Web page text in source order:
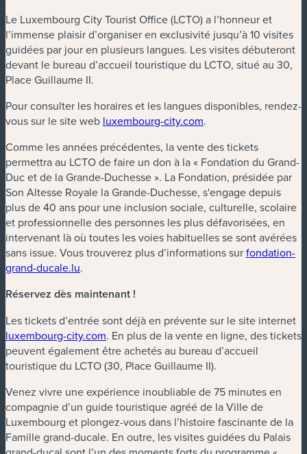
Le Luxembourg City Tourist Office (LCTO) a l’honneur et
l’immense plaisir d’organiser en exclusivité jusqu’à 10 visites
guidées par jour en plusieurs langues. Les visites débuteront
devant le bureau d’accueil touristique du LCTO, situé au 30,
Place Guillaume II.
Pour consulter les horaires et les langues disponibles, rendez-
vous sur le site web luxembourg-city.com.
Comme les années précédentes, la vente des tickets
permettra au LCTO de faire un don à la « Fondation du Grand-
Duc et de la Grande-Duchesse ». La Fondation, présidée par
Son Altesse Royale la Grande-Duchesse, s'engage depuis
plus de 40 ans pour une inclusion sociale, culturelle, scolaire
et professionnelle des personnes les plus défavorisées, en
intervenant là où toutes les voies habituelles se sont avérées
sans issue. Vous trouverez plus d’informations surfondation-
grand-ducale.lu.
Réservez dès maintenant !
Les tickets d’entrée sont déjà en prévente sur le site internet
luxembourg-city.com. En plus de la vente en ligne, des tickets
peuvent également être achetés au bureau d’accueil
touristique du LCTO (30, Place Guillaume II).
Venez vivre une expérience inoubliable de 75 minutes en
compagnie d’un guide touristique agréé de la Ville de
Luxembourg et plongez-vous dans l’histoire fascinante de la
Famille grand-ducale. En outre, les visites guidées du Palais